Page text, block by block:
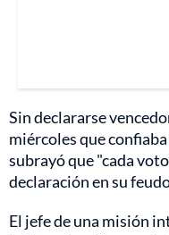
Sin declararse
miércoles que
subrayó que "cada
declaración en su
El jefe de una misión